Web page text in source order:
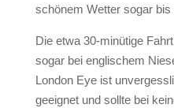
schönem Wetter sogar
Die etwa 30-minütige
sogar bei englischem
London Eye ist
geeignet und sollte bei